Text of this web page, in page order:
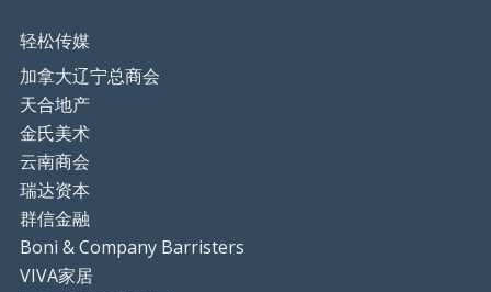
轻松传媒
加拿大辽宁总商会
天合地产
金氏美术
云南商会
瑞达资本
群信金融
Boni & Company Barristers
VIVA家居